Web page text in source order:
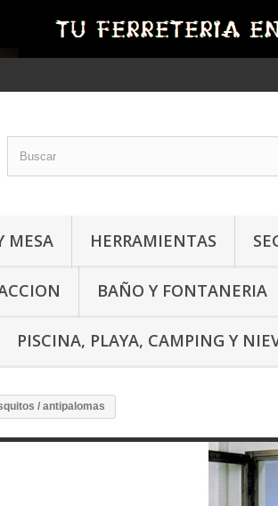
MESA HERRAMIENTAS
BAÑO Y FONTANERIA
PISCINA, PLAYA, CAMPING Y
/ antipalomas